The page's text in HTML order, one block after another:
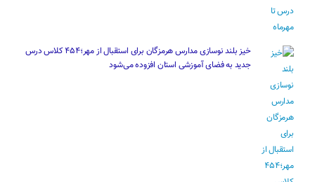
خیز بلند نوسازی مدارس هرمزگان برای استقبال از مهر؛۴۵۴ کلاس درس
جدید به فضای آموزشی استان افزوده می‌شود